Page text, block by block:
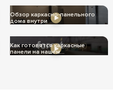
Обзор каркасно-панельного
дома внутри
Как готовятся каркасные
панели на нашем